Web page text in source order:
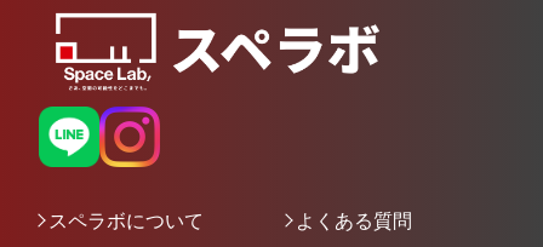
スペラボについて
よくある質問